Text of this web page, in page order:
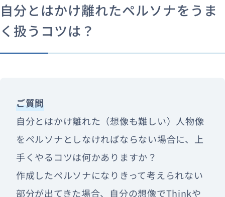
自分とはかけ離れたペルソナをうま
く扱うコツは？
ご質問
自分とはかけ離れた（想像も難しい）人物像
をペルソナとしなければならない場合に、上
手くやるコツは何かありますか？
作成したペルソナになりきって考えられない
部分が出てきた場合、自分の想像でThinkや